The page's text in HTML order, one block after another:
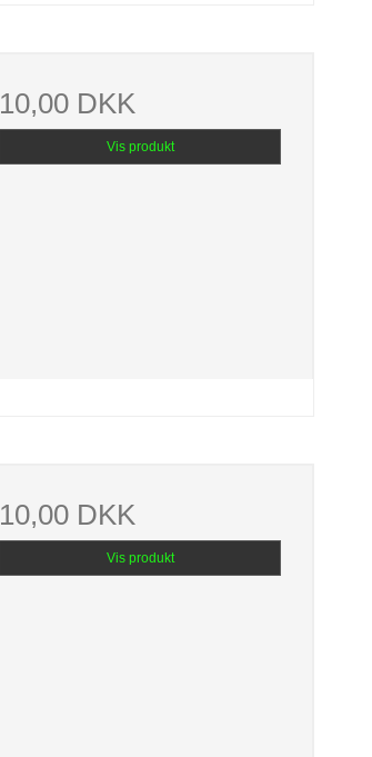
10,00 DKK
Vis produkt
10,00 DKK
Vis produkt